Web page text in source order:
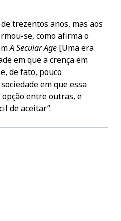
trezentos anos, mas aos
se, como afirma o
A Secular Age [Uma era
em que a crença em
de fato, pouco
em que essa
entre outras, e
de aceitar”.